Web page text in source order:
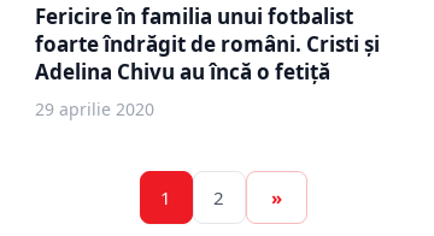
Fericire în familia unui fotbalist
foarte îndrăgit de români. Cristi și
Adelina Chivu au încă o fetiță
29 aprilie 2020
1 2 »